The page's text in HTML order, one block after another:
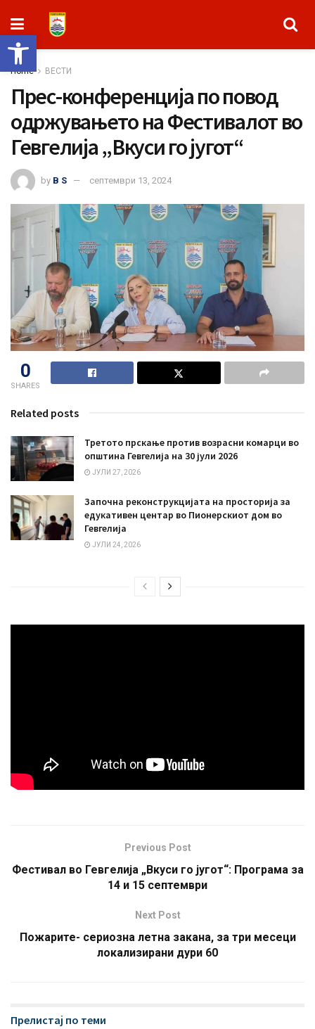
Open toolbar
Home ВЕСТИ
Прес-конференција по повод
одржувањето на Фестивалот во
Гевгелија „Вкуси го југот“
by B S септември 13, 2024
0
SHARES
Related posts
Третото прскање против возрасни комарци во
општина Гевгелија на 30 јули 2026
ЈУЛИ 27, 2026
Започна реконструкцијата на просторија за
едукативен центар во Пионерскиот дом во
Гевгелија
ЈУЛИ 24, 2026
Previous Post
Фестивал во Гевгелија „Вкуси го југот“: Програма за
14 и 15 септември
Next Post
Пожарите- сериозна летна закана, за три месеци
локализирани дури 60
Прелистај по теми